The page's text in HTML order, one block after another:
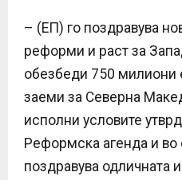
– (ЕП) го поздравува
реформи и раст за
обезбеди 750 милиони
заеми за Северна
исполни условите
Реформска агенда и во
поздравува одличната